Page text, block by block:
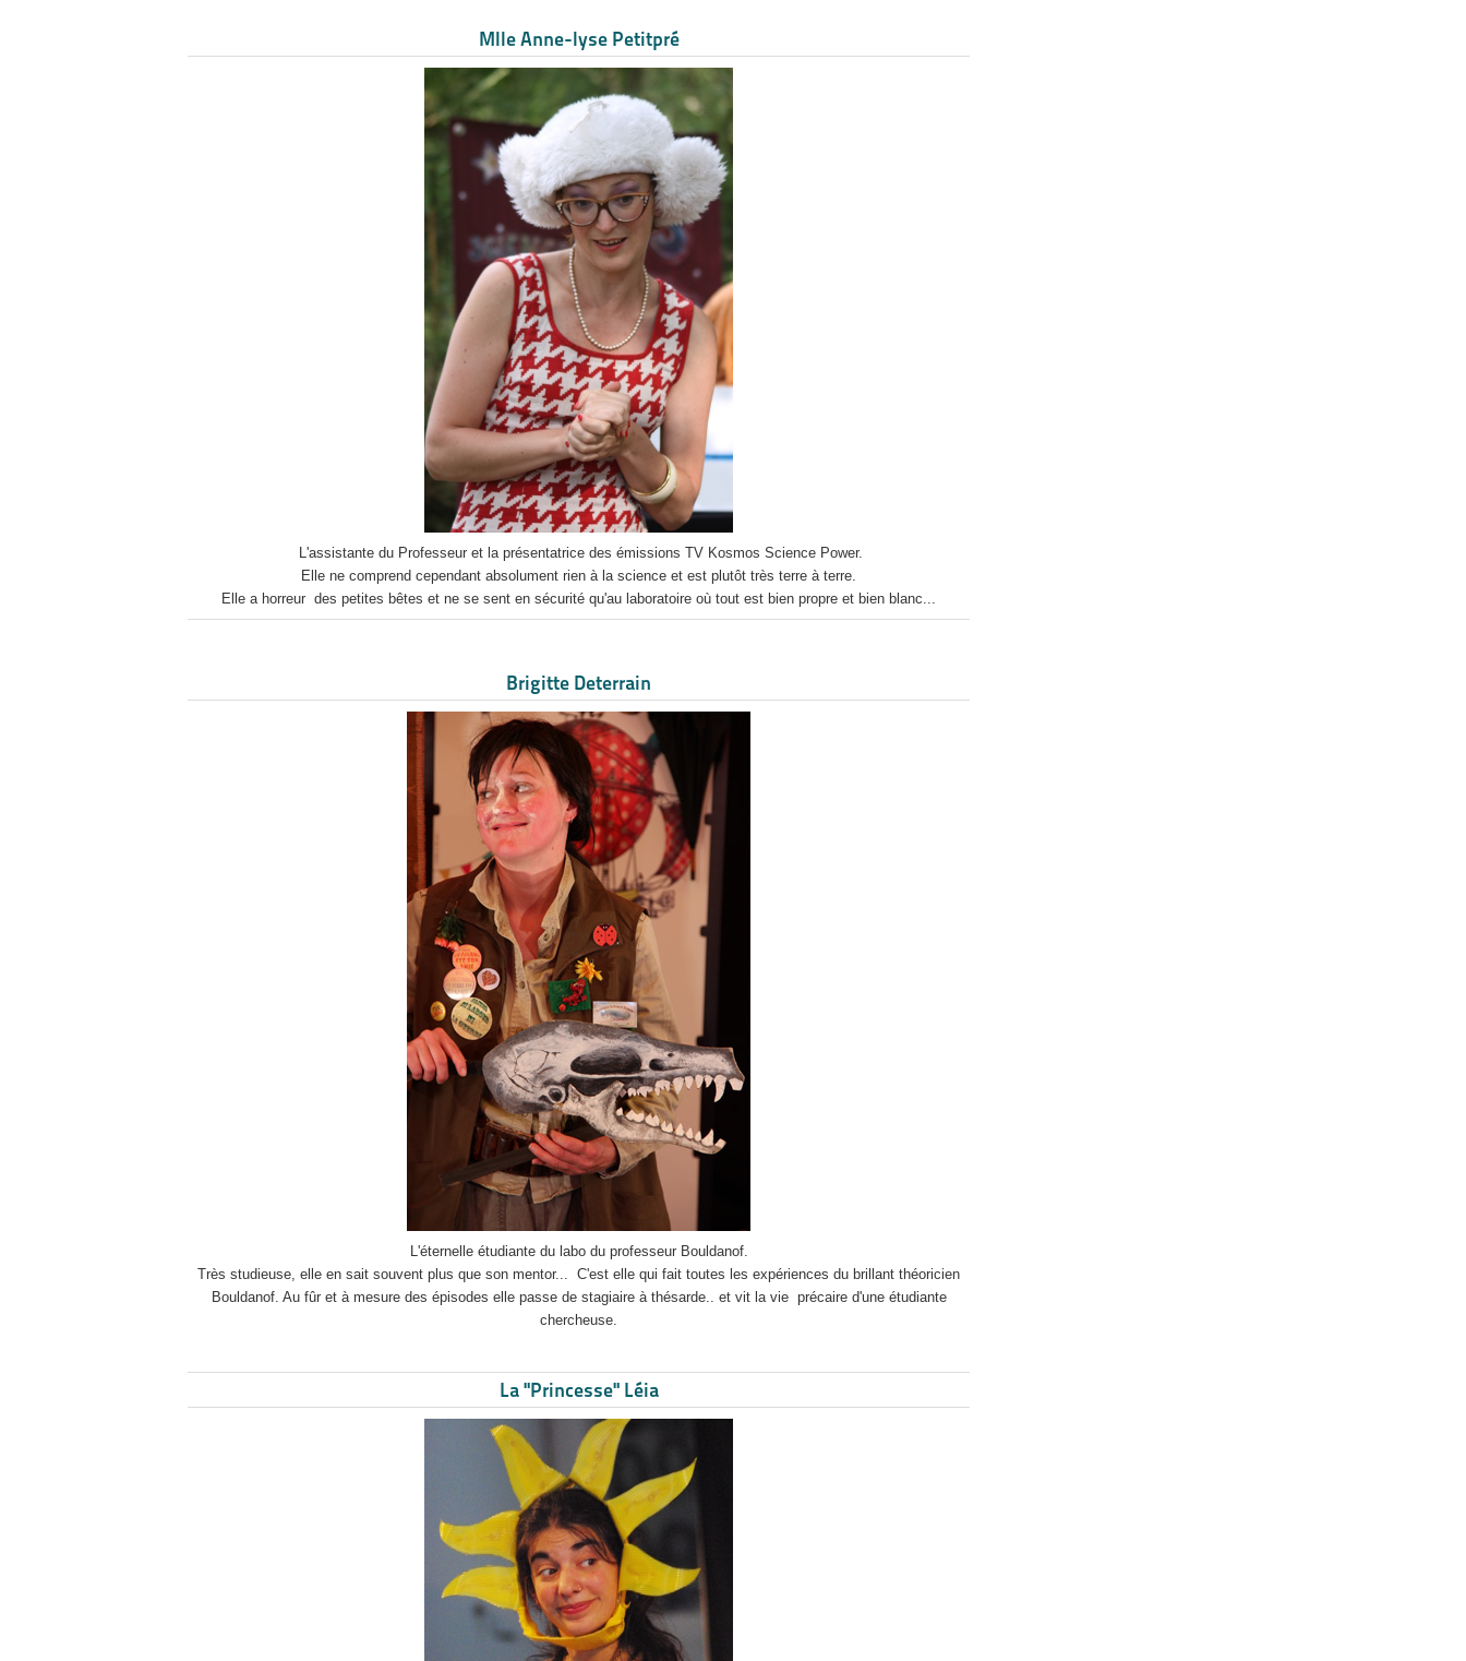
Mlle Anne-lyse Petitpré
L'assistante du Professeur et la présentatrice des émissions TV Kosmos Science Power.
Elle ne comprend cependant absolument rien à la science et est plutôt très terre à terre.
Elle a horreur des petites bêtes et ne se sent en sécurité qu'au laboratoire où tout est bien propre et bien blanc...
Brigitte Deterrain
L'éternelle étudiante du labo du professeur Bouldanof.
Très studieuse, elle en sait souvent plus que son mentor... C'est elle qui fait toutes les expériences du brillant théoricien
Bouldanof. Au fûr et à mesure des épisodes elle passe de stagiaire à thésarde.. et vit la vie précaire d'une étudiante
chercheuse.
La "Princesse" Léia